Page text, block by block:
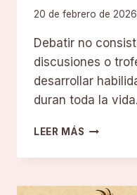
20 de febrero de 2026
Debatir no
discusiones o
desarrollar
duran toda la vida.
LEER MÁS ¿POR
ES